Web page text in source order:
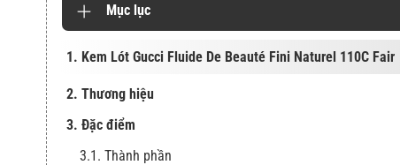
Mục lục
1. Kem Lót Gucci Fluide De Beauté Fini Naturel 110C Fair
2. Thương hiệu
3. Đặc điểm
3.1. Thành phần